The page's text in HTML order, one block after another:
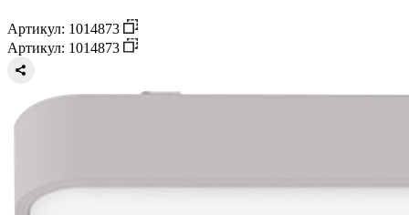
Артикул: 1014873
Артикул: 1014873